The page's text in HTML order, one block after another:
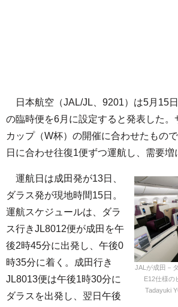
日本航空（JAL/JL、9201）は5月15
の臨時便を6月に設定すると発表した。
カップ（W杯）の開催に合わせたもの
日に合わせ往復1便ずつ運航し、需要増
JALが成田－
E12仕様の
Tadayuki
運航日は成田発が13日、
ダラス発が現地時間15日。
運航スケジュールは、ダラ
ス行きJL8012便が成田を午
後2時45分に出発し、午後0
時35分に着く。成田行き
JL8013便は午後1時30分に
ダラスを出発し、翌日午後